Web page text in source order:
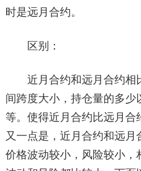
时是远月合约。
区别：
近月合约和远月合约相
间跨度大小，持仓量的多少
等。使得近月合约比远月合
又一点是，近月合约和远
价格波动较小，风险较小，